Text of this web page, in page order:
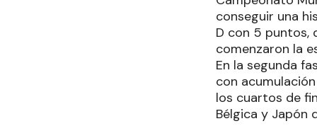
conseguir una
D con 5 puntos,
comenzaron la
En la segunda
con
los cuartos de
Bélgica y Japón